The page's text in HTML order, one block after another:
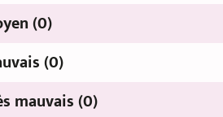
(0)
(0)
mauvais (0)